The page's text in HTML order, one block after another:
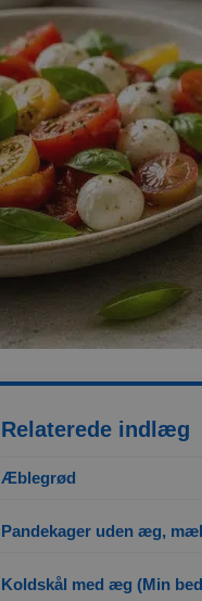
Relaterede indlæg
Æblegrød
Pandekager uden æg,
Koldskål med æg (Min